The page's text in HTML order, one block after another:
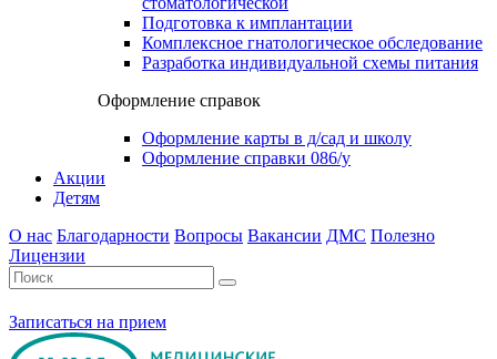
Подготовка к имплантации
Комплексное гнатологическое обследование
Разработка индивидуальной схемы питания
Оформление справок
Оформление карты в д/сад и школу
Оформление справки 086/у
Акции
Детям
О нас Благодарности Вопросы Вакансии ДМС Полезно
Лицензии
Записаться на прием